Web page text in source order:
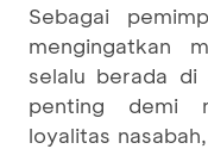
Sebagai
mengingatkan
selalu berada di
penting demi
loyalitas